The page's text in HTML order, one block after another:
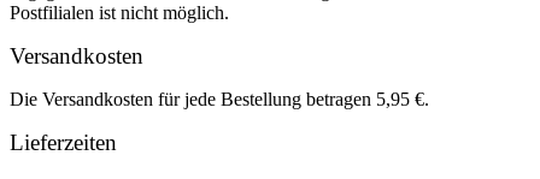
Postfilialen ist nicht möglich.
Versandkosten
Die Versandkosten für jede Bestellung betragen 5,95 €.
Lieferzeiten